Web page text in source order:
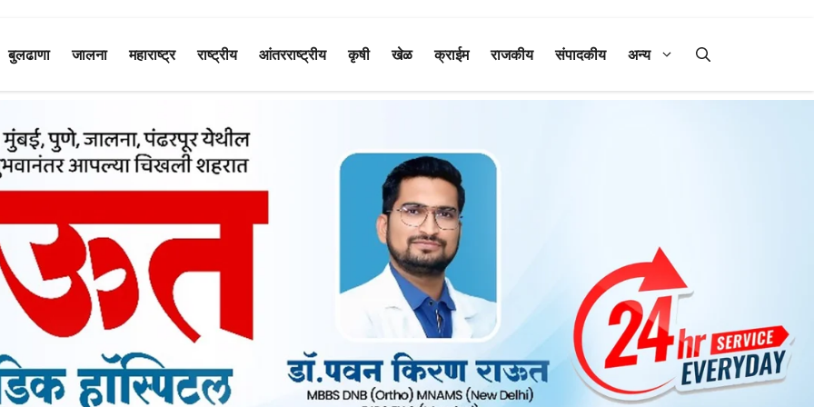
बुलढाणा जालना महाराष्ट्र राष्ट्रीय आंतरराष्ट्रीय कृषी खेळ क्राईम राजकीय संपादकीय अन्य